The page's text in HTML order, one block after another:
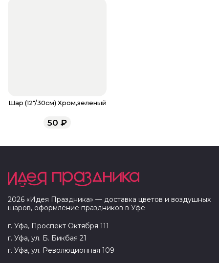
Шар (12"/30см) Хром,зеленый
50 ₽
2026 «Идея Праздника» — доставка цветов и воздушных
шаров, оформление праздников в Уфе
г. Уфа, Проспект Октября 111
г. Уфа, ул. Б. Бикбая 21
г. Уфа, ул. Революционная 109